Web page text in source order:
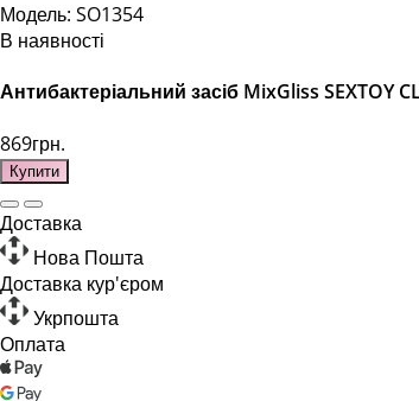
Модель: SO1354
В наявності
Антибактеріальний засіб MixGliss SEXTOY
869грн.
Купити
Доставка
Нова Пошта
Доставка кур'єром
Укрпошта
Оплата